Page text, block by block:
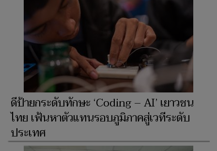
ดีป้ายกระดับทักษะ ‘Coding – AI’ เยาวชน
ไทย เฟ้นหาตัวแทนรอบภูมิภาคสู่เวทีระดับ
ประเทศ